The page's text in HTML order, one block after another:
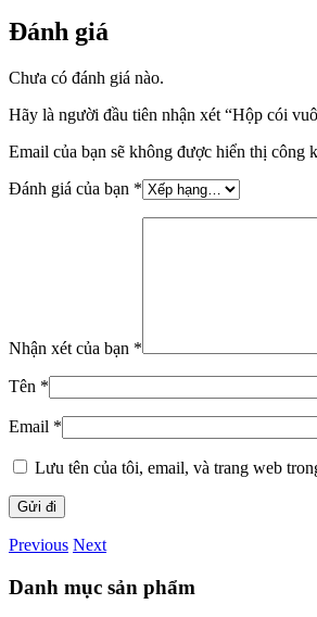
Đánh giá
Chưa có đánh giá nào.
Hãy là người đầu tiên nhận xét “Hộp cói
Email của bạn sẽ không được hiển thị công
Đánh giá của bạn *
Nhận xét của bạn *
Tên *
Email *
Lưu tên của tôi, email, và trang web
Previous Next
Danh mục sản phẩm